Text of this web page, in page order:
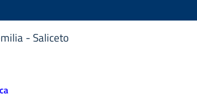
- Saliceto